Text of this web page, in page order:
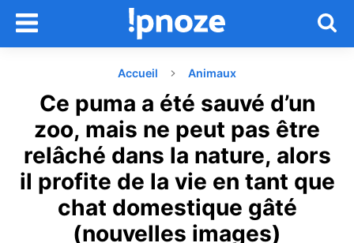
Accueil Animaux
Ce puma a été sauvé d’un
zoo, mais ne peut pas être
relâché dans la nature, alors
il profite de la vie en tant que
chat domestique gâté
(nouvelles images)